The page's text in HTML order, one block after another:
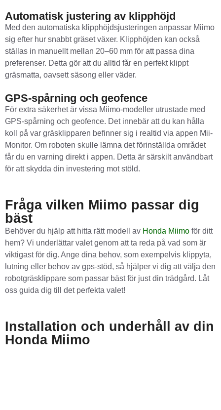
Automatisk justering av klipphöjd
Med den automatiska klipphöjdsjusteringen anpassar Miimo
sig efter hur snabbt gräset växer. Klipphöjden kan också
ställas in manuellt mellan 20–60 mm för att passa dina
preferenser. Detta gör att du alltid får en perfekt klippt
gräsmatta, oavsett säsong eller väder.
GPS-spårning och geofence
För extra säkerhet är vissa Miimo-modeller utrustade med
GPS-spårning och geofence. Det innebär att du kan hålla
koll på var gräsklipparen befinner sig i realtid via appen Mii-
Monitor. Om roboten skulle lämna det förinställda området
får du en varning direkt i appen. Detta är särskilt användbart
för att skydda din investering mot stöld.
Fråga vilken Miimo passar dig
bäst
Behöver du hjälp att hitta rätt modell av Honda Miimo för ditt
hem? Vi underlättar valet genom att ta reda på vad som är
viktigast för dig. Ange dina behov, som exempelvis klippyta,
lutning eller behov av gps-stöd, så hjälper vi dig att välja den
robotgräsklippare som passar bäst för just din trädgård. Låt
oss guida dig till det perfekta valet!
Installation och underhåll av din
Honda Miimo